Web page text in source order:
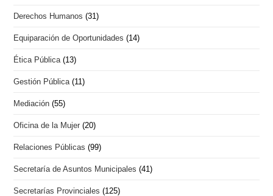
Derechos Humanos (31)
Equiparación de Oportunidades (14)
Ética Pública (13)
Gestión Pública (11)
Mediación (55)
Oficina de la Mujer (20)
Relaciones Públicas (99)
Secretaría de Asuntos Municipales (41)
Secretarías Provinciales (125)